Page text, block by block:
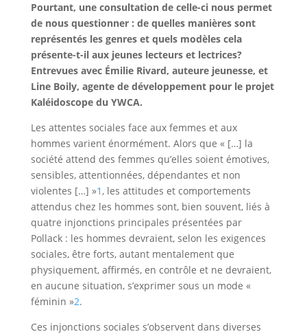
Pourtant, une consultation de celle-ci nous permet
de nous questionner : de quelles manières sont
représentés les genres et quels modèles cela
présente-t-il aux jeunes lecteurs et lectrices?
Entrevues avec Émilie Rivard, auteure jeunesse, et
Line Boily, agente de développement pour le projet
Kaléidoscope du YWCA.
Les attentes sociales face aux femmes et aux
hommes varient énormément. Alors que « […] la
société attend des femmes qu’elles soient émotives,
sensibles, attentionnées, dépendantes et non
violentes […] »1, les attitudes et comportements
attendus chez les hommes sont, bien souvent, liés à
quatre injonctions principales présentées par
Pollack : les hommes devraient, selon les exigences
sociales, être forts, autant mentalement que
physiquement, affirmés, en contrôle et ne devraient,
en aucune situation, s’exprimer sous un mode «
féminin »2.
Ces injonctions sociales s’observent dans diverses